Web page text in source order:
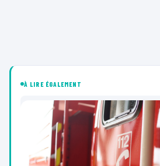
À LIRE ÉGALEMENT